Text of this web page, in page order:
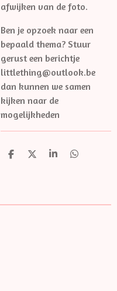
afwijken van de foto.
Ben je opzoek naar een
bepaald thema? Stuur
gerust een berichtje
littlething@outlook.be
dan kunnen we samen
kijken naar de
mogelijkheden
D
D
S
D